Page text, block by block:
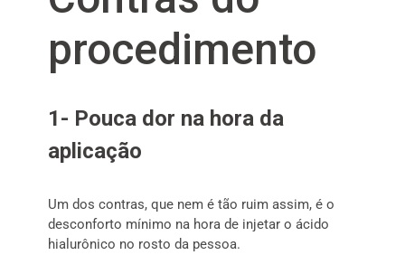
procedimento
1- Pouca dor na hora da
aplicação
Um dos contras, que nem é tão ruim assim, é o
desconforto mínimo na hora de injetar o ácido
hialurônico no rosto da pessoa.